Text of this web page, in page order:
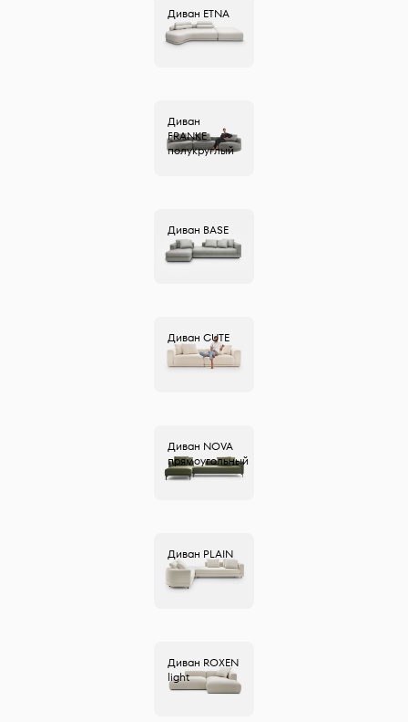
Диван ETNA
Диван
FRANKE
полукруглый
Диван BASE
Диван CUTE
Диван NOVA
прямоугольный
Диван PLAIN
Диван ROXEN
light